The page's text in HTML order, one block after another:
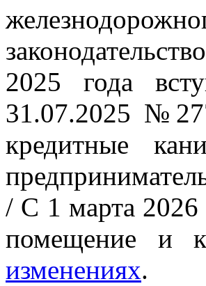
2025 года
31.07.2025
кредитные
/ С 1 марта 2026
помещение и
изменениях.